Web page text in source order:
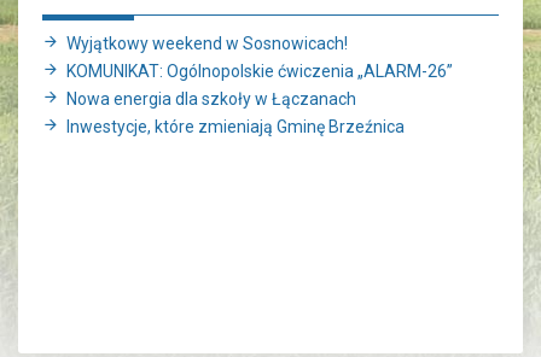
Wyjątkowy weekend w Sosnowicach!
KOMUNIKAT: Ogólnopolskie ćwiczenia „ALARM-26”
Nowa energia dla szkoły w Łączanach
Inwestycje, które zmieniają Gminę Brzeźnica